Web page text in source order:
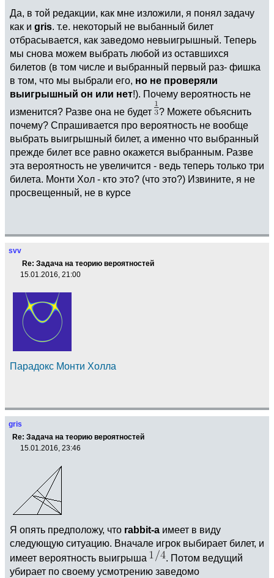
Да, в той редакции, как мне изложили, я понял задачу
как и gris. т.е. некоторый не выбанный билет
отбрасывается, как заведомо невыигрышный. Теперь
мы снова можем выбрать любой из оставшихся
билетов (в том числе и выбранный первый раз- фишка
в том, что мы выбрали его, но не проверяли
выигрышный он или нет!). Почему вероятность не
изменится? Разве она не будет
? Можете объяснить
почему? Спрашивается про вероятность не вообще
выбрать выигрышный билет, а именно что выбранный
прежде билет все равно окажется выбранным. Разве
эта вероятность не увеличится - ведь теперь только три
билета. Монти Хол - кто это? (что это?) Извините, я не
просвещенный, не в курсе
svv
Re: Задача на теорию вероятностей
15.01.2016, 21:00
Парадокс Монти Холла
gris
Re: Задача на теорию вероятностей
15.01.2016, 23:46
Я опять предположу, что rabbit-a имеет в виду
следующую ситуацию. Вначале игрок выбирает билет, и
имеет вероятность выигрыша
. Потом ведущий
убирает по своему усмотрению заведомо